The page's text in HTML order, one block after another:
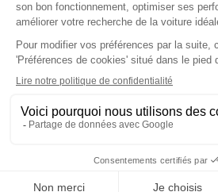
LA VOITURE DE
Sprint MotoGP à Silverstone
Aprilia écrase Ducati, Martin
relance la machine
Aug 8, 2026